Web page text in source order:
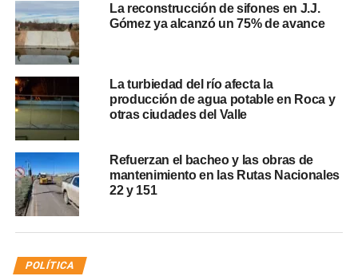
La reconstrucción de sifones en J.J.
Gómez ya alcanzó un 75% de avance
La turbiedad del río afecta la
producción de agua potable en Roca y
otras ciudades del Valle
Refuerzan el bacheo y las obras de
mantenimiento en las Rutas Nacionales
22 y 151
POLÍTICA